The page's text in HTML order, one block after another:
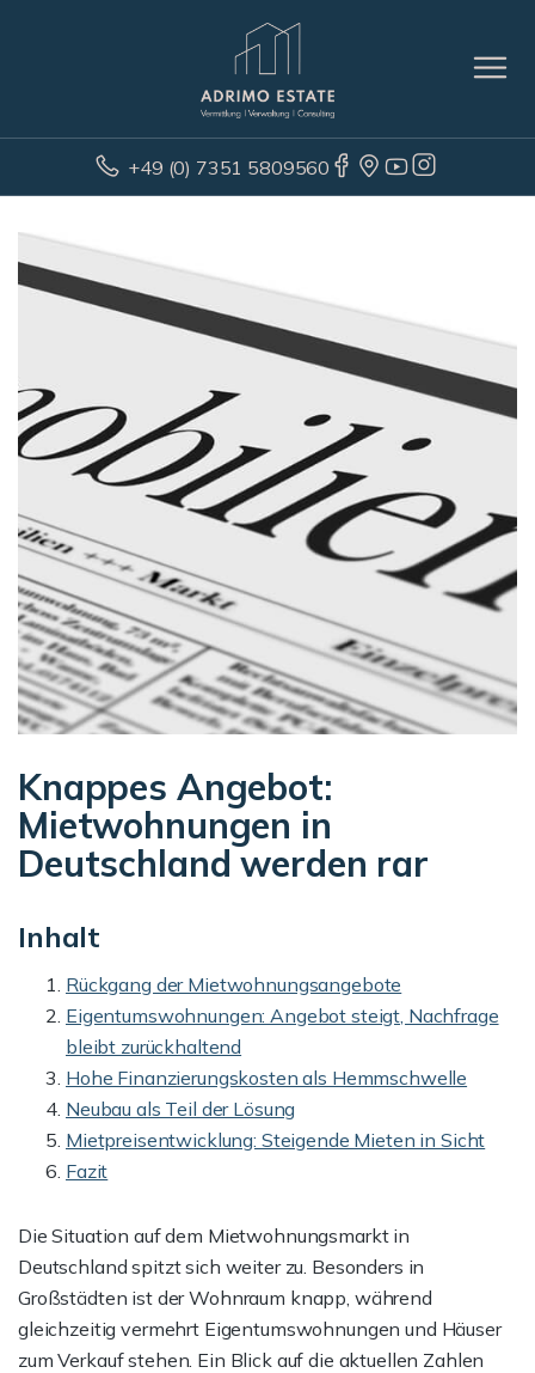
+49 (0) 7351 5809560
Knappes Angebot:
Mietwohnungen in
Deutschland werden rar
Inhalt
Rückgang der Mietwohnungsangebote
Eigentumswohnungen: Angebot steigt, Nachfrage
bleibt zurückhaltend
Hohe Finanzierungskosten als Hemmschwelle
Neubau als Teil der Lösung
Mietpreisentwicklung: Steigende Mieten in Sicht
Fazit
Die Situation auf dem Mietwohnungsmarkt in
Deutschland spitzt sich weiter zu. Besonders in
Großstädten ist der Wohnraum knapp, während
gleichzeitig vermehrt Eigentumswohnungen und Häuser
zum Verkauf stehen. Ein Blick auf die aktuellen Zahlen